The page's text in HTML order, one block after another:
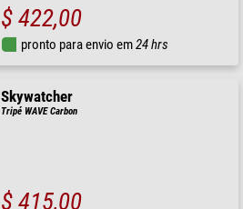
$ 422,00
pronto para envio em24 hrs
Skywatcher
Tripé WAVE Carbon
$ 415,00